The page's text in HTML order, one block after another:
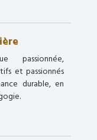
passionnée,
et passionnés
durable, en